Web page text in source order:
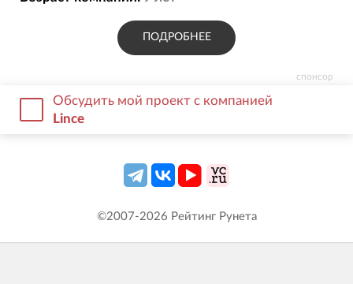
спонсор
ПОДРОБНЕЕ
Обсудить мой проект с компанией
Lince
©2007-2026 Рейтинг Рунета